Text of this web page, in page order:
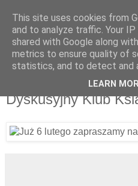
UTW
Dyskusyjny Klub
This site uses cookies from
and to analyze traffic. Your
shared with Google along
metrics to ensure quality of
statistics, and to detect and
LEARN